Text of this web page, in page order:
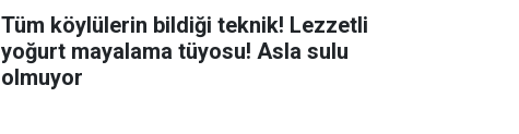
Tüm köylülerin bildiği teknik! Lezzetli
yoğurt mayalama tüyosu! Asla sulu
olmuyor